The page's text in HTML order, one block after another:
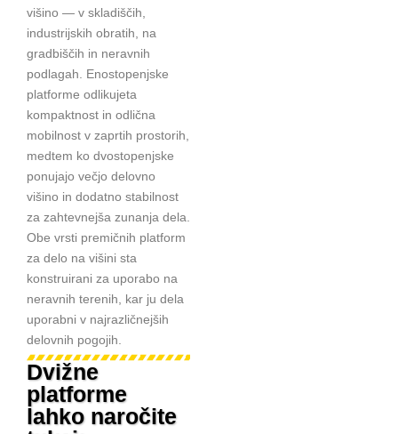
višino — v skladiščih,
industrijskih obratih, na
gradbiščih in neravnih
podlagah. Enostopenjske
platforme odlikujeta
kompaktnost in odlična
mobilnost v zaprtih prostorih,
medtem ko dvostopenjske
ponujajo večjo delovno
višino in dodatno stabilnost
za zahtevnejša zunanja dela.
Obe vrsti premičnih platform
za delo na višini sta
konstruirani za uporabo na
neravnih terenih, kar ju dela
uporabni v najrazličnejših
delovnih pogojih.
Dvižne
platforme
lahko naročite